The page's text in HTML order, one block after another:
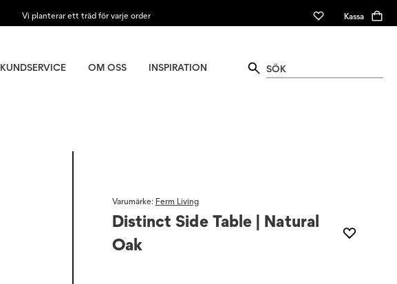
Vi planterar ett träd för varje order Kassa
KUNDSERVICE OM OSS INSPIRATION
Distinct Side Table | Natural
Oak
Varumärke: Ferm Living